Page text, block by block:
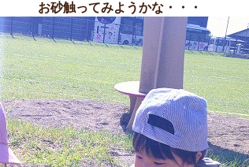
お砂触ってみようかな・・・